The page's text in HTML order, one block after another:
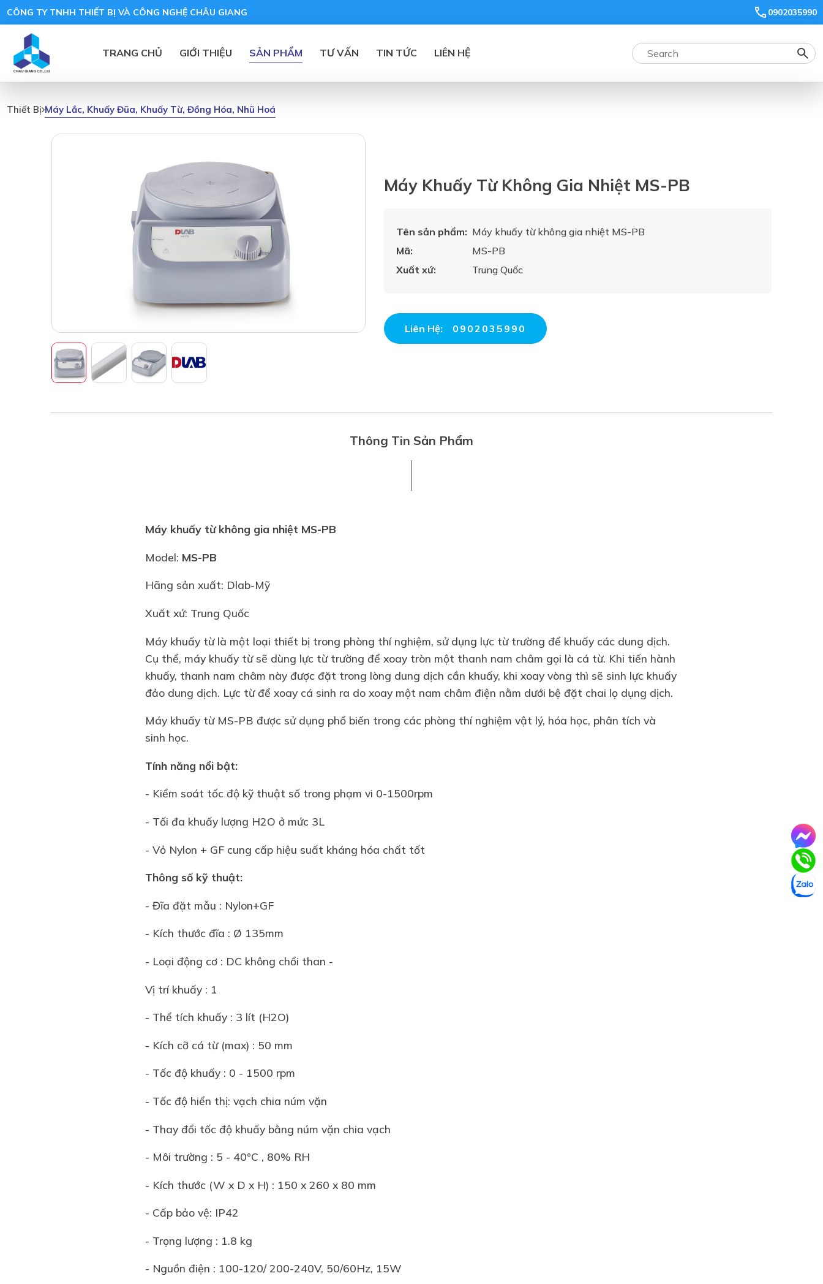
CÔNG TY TNHH THIẾT BỊ VÀ CÔNG NGHỆ CHÂU GIANG 0902035990
TRANG CHỦ GIỚI THIỆU SẢN PHẨM TƯ VẤN TIN TỨC LIÊN HỆ
Thiết Bị Máy Lắc, Khuấy Đũa, Khuấy Từ, Đồng Hóa, Nhũ Hoá
Máy Khuấy Từ Không Gia Nhiệt MS-PB
Tên sản phẩm: Máy khuấy từ không gia nhiệt MS-PB
Mã:
MS-PB
Xuất xứ:
Trung Quốc
Liên Hệ: 0902035990
Thông Tin Sản Phẩm
Máy khuấy từ không gia nhiệt MS-PB
Model: MS-PB
Hãng sản xuất: Dlab-Mỹ
Xuất xứ: Trung Quốc
Máy khuấy từ là một loại thiết bị trong phòng thí nghiệm, sử dụng lực từ trường để khuấy các dung dịch.
Cụ thể, máy khuấy từ sẽ dùng lực từ trường để xoay tròn một thanh nam châm gọi là cá từ. Khi tiến hành
khuấy, thanh nam châm này được đặt trong lòng dung dịch cần khuấy, khi xoay vòng thì sẽ sinh lực khuấy
đảo dung dịch. Lực từ để xoay cá sinh ra do xoay một nam châm điện nằm dưới bệ đặt chai lọ dụng dịch.
Máy khuấy từ MS-PB được sử dụng phổ biến trong các phòng thí nghiệm vật lý, hóa học, phân tích và
sinh học.
Tính năng nổi bật:
- Kiểm soát tốc độ kỹ thuật số trong phạm vi 0-1500rpm
- Tối đa khuấy lượng H2O ở mức 3L
- Vỏ Nylon + GF cung cấp hiệu suất kháng hóa chất tốt
Thông số kỹ thuật:
- Đĩa đặt mẫu : Nylon+GF
- Kích thước đĩa : Ø 135mm
- Loại động cơ : DC không chổi than -
Vị trí khuấy : 1
- Thể tích khuấy : 3 lít (H2O)
- Kích cỡ cá từ (max) : 50 mm
- Tốc độ khuấy : 0 - 1500 rpm
- Tốc độ hiển thị: vạch chia núm vặn
- Thay đổi tốc độ khuấy bằng núm vặn chia vạch
- Môi trường : 5 - 40°C , 80% RH
- Kích thước (W x D x H) : 150 x 260 x 80 mm
- Cấp bảo vệ: IP42
- Trọng lượng : 1.8 kg
- Nguồn điện : 100-120/ 200-240V, 50/60Hz, 15W